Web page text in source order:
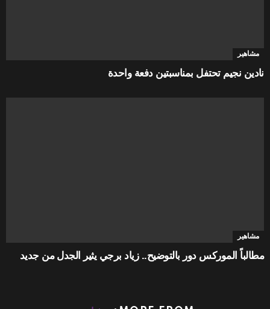
مشاهير
نادين نجيم تحتفل بمناسبتين دفعة واحدة
مشاهير
مطالباً الموركس دور بالتوضيح.. زياد برجي يثير الجدل من جديد